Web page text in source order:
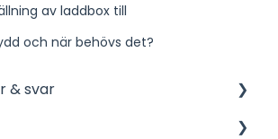
av laddbox till
och när behövs det?
& svar